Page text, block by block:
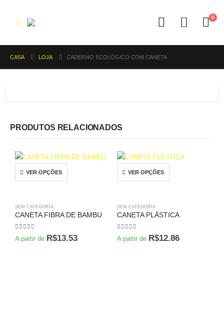
0
CASA LOJA CADERNO ECOLÓGICO COM CANETA
PRODUTOS RELACIONADOS
VER OPÇÕES
SEM CATEGORIA
CANETA FIBRA DE BAMBU
A partir de R$13.53
VER OPÇÕES
SEM CATEGORIA
CANETA PLÁSTICA
A partir de R$12.86